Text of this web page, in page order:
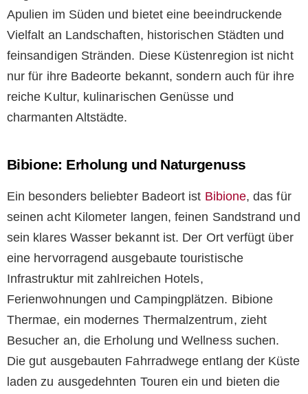
Apulien im Süden und bietet eine beeindruckende
Vielfalt an Landschaften, historischen Städten und
feinsandigen Stränden. Diese Küstenregion ist nicht
nur für ihre Badeorte bekannt, sondern auch für ihre
reiche Kultur, kulinarischen Genüsse und
charmanten Altstädte.
Bibione: Erholung und Naturgenuss
Ein besonders beliebter Badeort ist Bibione, das für
seinen acht Kilometer langen, feinen Sandstrand und
sein klares Wasser bekannt ist. Der Ort verfügt über
eine hervorragend ausgebaute touristische
Infrastruktur mit zahlreichen Hotels,
Ferienwohnungen und Campingplätzen. Bibione
Thermae, ein modernes Thermalzentrum, zieht
Besucher an, die Erholung und Wellness suchen.
Die gut ausgebauten Fahrradwege entlang der Küste
laden zu ausgedehnten Touren ein und bieten die